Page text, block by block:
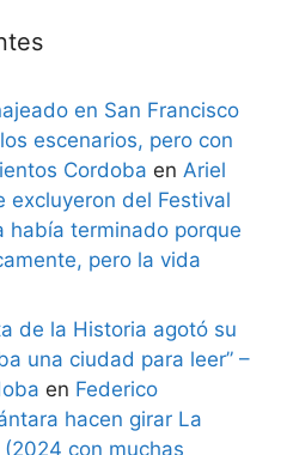
en San Francisco
escenarios, pero con
Cordoba en Ariel
excluyeron del Festival
había terminado porque
pero la vida
de la Historia agotó su
una ciudad para leer” –
en Federico
hacen girar La
con muchas